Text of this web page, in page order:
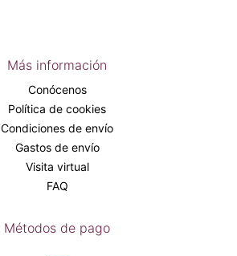
Más información
Conócenos
Política de cookies
Condiciones de envío
Gastos de envío
Visita virtual
FAQ
Métodos de pago